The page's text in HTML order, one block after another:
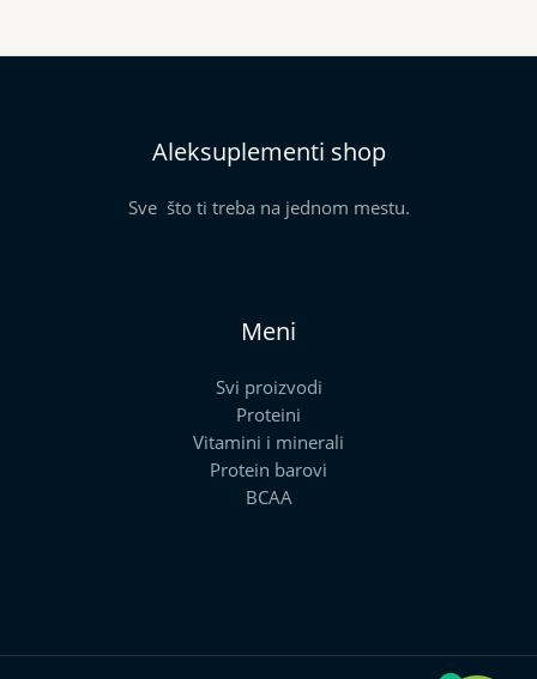
Aleksuplementi shop
Sve što ti treba na jednom mestu.
Meni
Svi proizvodi
Proteini
Vitamini i minerali
Protein barovi
BCAA